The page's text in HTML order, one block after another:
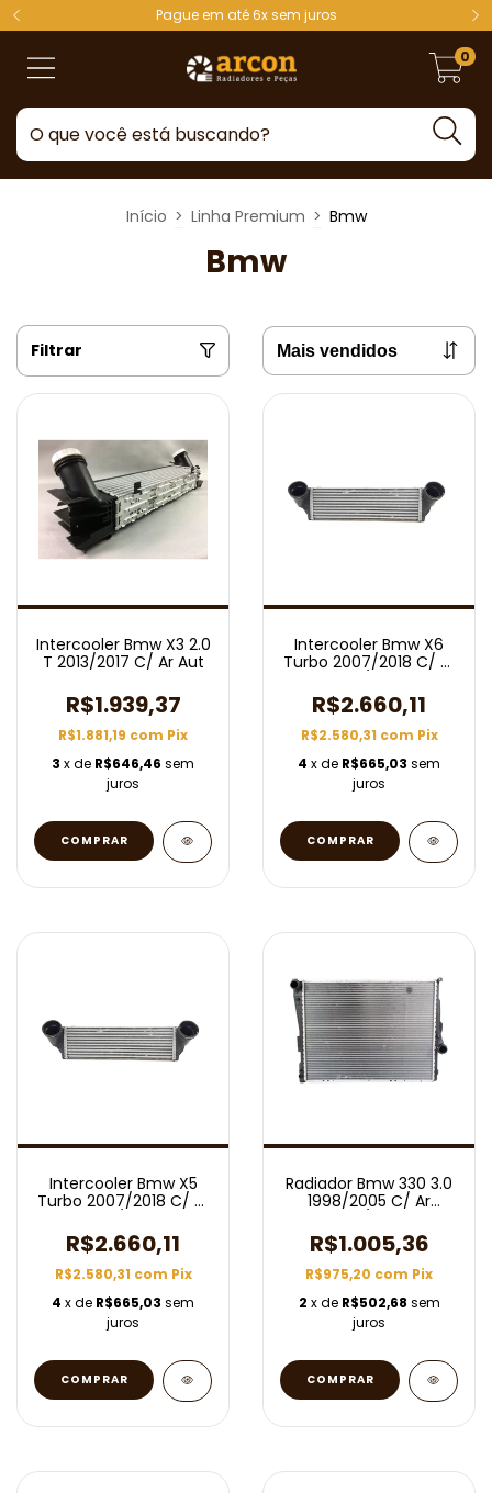
Pague em até 6x sem juros
0
Início > Linha Premium > Bmw
Bmw
Filtrar
Intercooler Bmw X3 2.0
T 2013/2017 C/ Ar Aut
R$1.939,37
R$1.881,19 com Pix
3 x de R$646,46 sem
juros
Intercooler Bmw X6
Turbo 2007/2018 C/ Ar
R$2.660,11
R$2.580,31 com Pix
4 x de R$665,03 sem
juros
Intercooler Bmw X5
Turbo 2007/2018 C/ Ar
R$2.660,11
R$2.580,31 com Pix
4 x de R$665,03 sem
juros
Radiador Bmw 330 3.0
1998/2005 C/ Ar
R$1.005,36
R$975,20 com Pix
2 x de R$502,68 sem
juros